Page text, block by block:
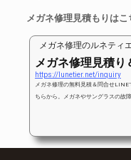
メガネ修理見積もりはこ
メガネ修理のルネティ
メガネ修理見積り
https://lunetier.net/inquiry
メガネ修理の無料見積＆問合せLINE
ちらから。メガネやサングラスの故